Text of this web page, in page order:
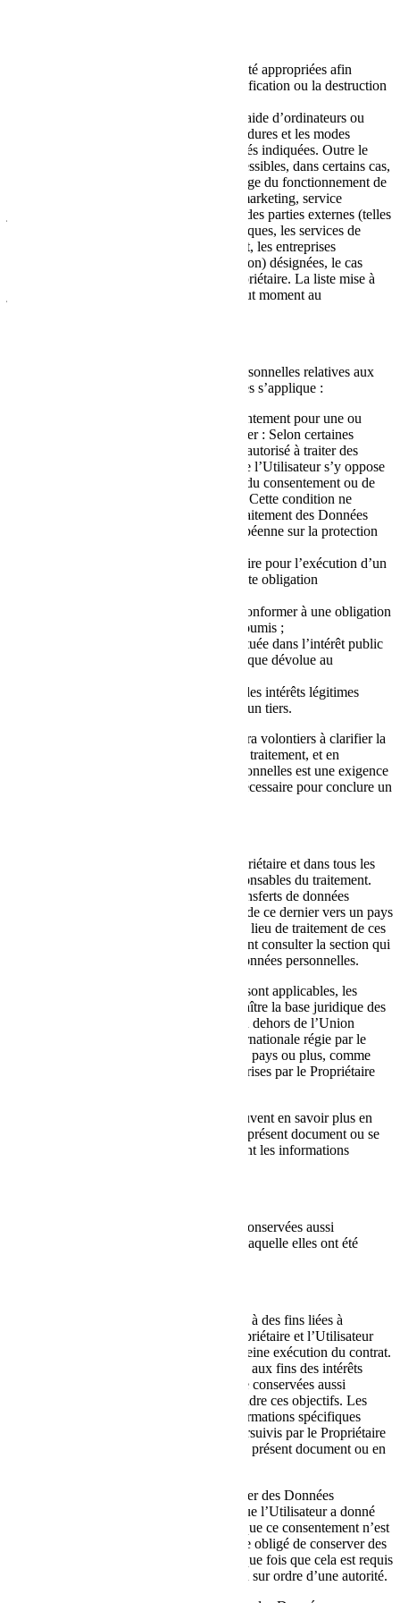
Le Propriétaire prend les mesures de sécurité appropriées afin
d’empêcher l’accès, la divulgation, la modification ou la destruction
Le traitement des Données est effectué à l’aide d’ordinateurs ou
d’outils informatiques, en suivant les procédures et les modes
organisationnels étroitement liés aux finalités indiquées. Outre le
Propriétaire, les Données peuvent être accessibles, dans certains cas,
à certaines catégories de personnes en charge du fonctionnement de
cette Application (administration, ventes, marketing, service
juridique, administration du système) ou à des parties externes (telles
que les fournisseurs tiers de services techniques, les services de
messagerie, les fournisseurs d’hébergement, les entreprises
informatiques, les agences de communication) désignées, le cas
échéant, comme Sous-traitantes par le Propriétaire. La liste mise à
jour de ces parties peut être demandée à tout moment au
Le Propriétaire peut traiter les Données personnelles relatives aux
Utilisateurs si l’une des conditions suivantes s’applique :
les Utilisateurs ont donné leur consentement pour une ou
plusieurs finalités spécifiques ; A noter : Selon certaines
législations, le Propriétaire peut être autorisé à traiter des
Données personnelles jusqu’à ce que l’Utilisateur s’y oppose
(« opt-out »), sans avoir à dépendre du consentement ou de
l’une des bases juridiques suivantes. Cette condition ne
s’applique toutefois pas lorsque le traitement des Données
personnelles est soumis à la loi européenne sur la protection
la fourniture de Données est nécessaire pour l’exécution d’un
accord avec l’Utilisateur ou pour toute obligation
le traitement est nécessaire pour se conformer à une obligation
légale à laquelle le Propriétaire est soumis ;
le traitement est lié à une tâche effectuée dans l’intérêt public
ou dans l’exercice de l’autorité publique dévolue au
le traitement est nécessaire aux fins des intérêts légitimes
poursuivis par le Propriétaire ou par un tiers.
Dans tous les cas, le Propriétaire vous aidera volontiers à clarifier la
base juridique spécifique qui s’applique au traitement, et en
particulier si la fourniture de Données personnelles est une exigence
légale ou contractuelle, ou une exigence nécessaire pour conclure un
Les Données sont traitées au siège du Propriétaire et dans tous les
autres lieux où sont situées les parties responsables du traitement.
Selon la localisation de l’Utilisateur, les transferts de données
peuvent entraîner le transfert des Données de ce dernier vers un pays
autre que le sien. Pour en savoir plus sur le lieu de traitement de ces
Données transférées, les Utilisateurs peuvent consulter la section qui
contient des détails sur le traitement des Données personnelles.
Si des normes de protection plus étendues sont applicables, les
Utilisateurs ont également le droit de connaître la base juridique des
transferts de Données vers un pays situé en dehors de l’Union
européenne ou vers toute organisation internationale régie par le
droit international public ou créée par deux pays ou plus, comme
l’ONU, ainsi que les mesures de sécurité prises par le Propriétaire
Si un tel transfert a lieu, les Utilisateurs peuvent en savoir plus en
consultant les sections correspondantes du présent document ou se
renseigner auprès du Propriétaire en utilisant les informations
Les Données personnelles sont traitées et conservées aussi
longtemps que requis pour la finalité pour laquelle elles ont été
Les Données personnelles collectées à des fins liées à
l’exécution d’un contrat entre le Propriétaire et l’Utilisateur
doivent être conservées jusqu’à la pleine exécution du contrat.
Les Données personnelles collectées aux fins des intérêts
légitimes du Propriétaire doivent être conservées aussi
longtemps que nécessaire pour atteindre ces objectifs. Les
Utilisateurs peuvent trouver des informations spécifiques
concernant les intérêts légitimes poursuivis par le Propriétaire
dans les sections correspondantes du présent document ou en
Le Propriétaire peut être autorisé à conserver des Données
personnelles plus longtemps chaque fois que l’Utilisateur a donné
son consentement à un tel traitement, tant que ce consentement n’est
pas retiré. En outre, le Propriétaire peut être obligé de conserver des
Données personnelles plus longtemps chaque fois que cela est requis
pour l’exécution d’une obligation légale ou sur ordre d’une autorité.